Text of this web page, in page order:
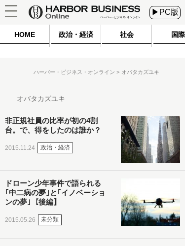
▶PC版
HOME 政治・経済 社会 国際
ハーバー・ビジネス・オンライン オバタカズユキ
オバタカズユキ
非正規社員の比率が初の4割
台。で、得をしたのは誰か？
2015.11.24 政治・経済
ドローン少年事件で語られる
｢中二病の夢｣と｢イノベーショ
ンの夢｣【後編】
2015.05.26 未分類